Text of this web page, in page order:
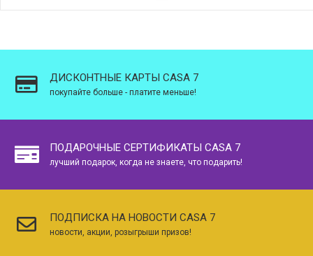
ДИСКОНТНЫЕ КАРТЫ CASA 7
покупайте больше - платите меньше!
ПОДАРОЧНЫЕ СЕРТИФИКАТЫ CASA 7
лучший подарок, когда не знаете, что подарить!
ПОДПИСКА НА НОВОСТИ CASA 7
новости, акции, розыгрыши призов!